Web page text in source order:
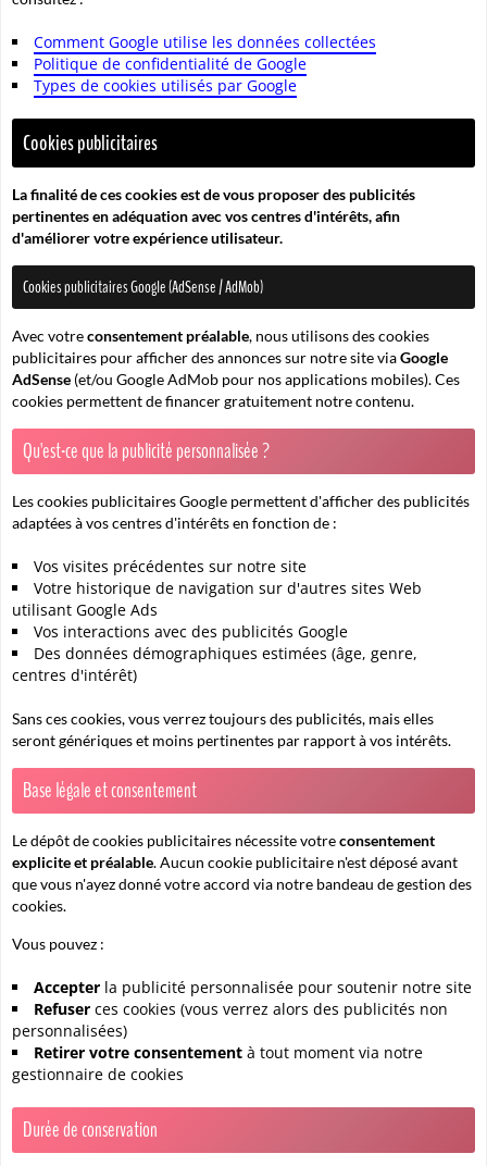
Comment Google utilise les données collectées
Politique de confidentialité de Google
Types de cookies utilisés par Google
Cookies publicitaires
La finalité de ces cookies est de vous proposer des publicités
pertinentes en adéquation avec vos centres d'intérêts, afin
d'améliorer votre expérience utilisateur.
Cookies publicitaires Google (AdSense / AdMob)
Avec votreconsentement préalable, nous utilisons des cookies
publicitaires pour afficher des annonces sur notre site viaGoogle
AdSense (et/ou Google AdMob pour nos applications mobiles). Ces
cookies permettent de financer gratuitement notre contenu.
Qu'est-ce que la publicité personnalisée ?
Les cookies publicitaires Google permettent d'afficher des publicités
adaptées à vos centres d'intérêts en fonction de :
Vos visites précédentes sur notre site
Votre historique de navigation sur d'autres sites Web
utilisant Google Ads
Vos interactions avec des publicités Google
Des données démographiques estimées (âge, genre,
centres d'intérêt)
Sans ces cookies, vous verrez toujours des publicités, mais elles
seront génériques et moins pertinentes par rapport à vos intérêts.
Base légale et consentement
Le dépôt de cookies publicitaires nécessite votreconsentement
explicite et préalable. Aucun cookie publicitaire n'est déposé avant
que vous n'ayez donné votre accord via notre bandeau de gestion des
cookies.
Vous pouvez :
Accepter la publicité personnalisée pour soutenir notre site
Refuser ces cookies (vous verrez alors des publicités non
personnalisées)
Retirer votre consentement à tout moment via notre
gestionnaire de cookies
Durée de conservation